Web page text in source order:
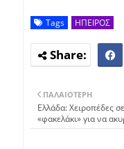
Tags ΗΠΕΙΡΟΣ
ΠΑΛΑΙΌΤΕΡΗ
Ελλάδα: Χειροπέδες
«φακελάκι» για να